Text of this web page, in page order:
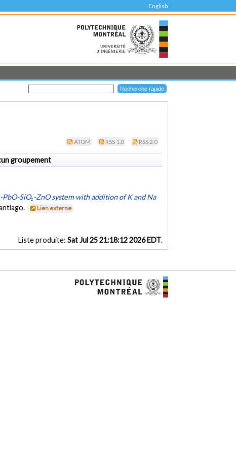
English
ATOM RSS 1.0 RSS 2.0
groupement
SiO₂-ZnO system with addition of K and Na
Lien externe
Liste produite: Sat Jul 25 21:18:12 2026 EDT.